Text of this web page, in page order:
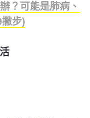
？可能是肺病、
步)